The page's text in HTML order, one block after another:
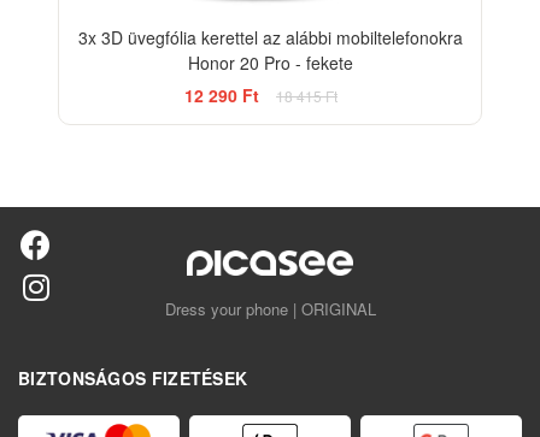
3x 3D üvegfólia kerettel az alábbi mobiltelefonokra
Honor 20 Pro - fekete
12 290 Ft
18 415 Ft
Dress your phone | ORIGINAL
BIZTONSÁGOS FIZETÉSEK